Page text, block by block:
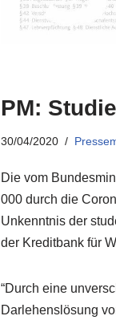
PM:
30/04/2020
Die vom
000 durch die
Unkenntnis der
der Kreditbank für
“Durch eine
Darlehenslösung